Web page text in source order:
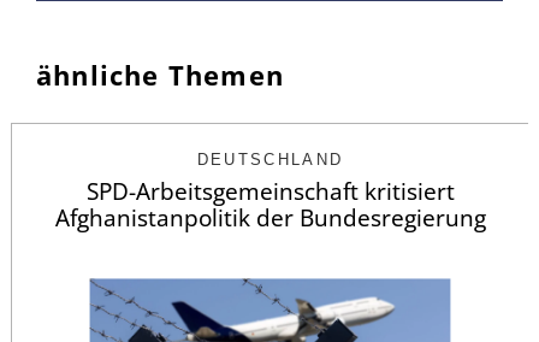
ähnliche Themen
DEUTSCHLAND
SPD-Arbeitsgemeinschaft kritisiert
Afghanistanpolitik der Bundesregierung